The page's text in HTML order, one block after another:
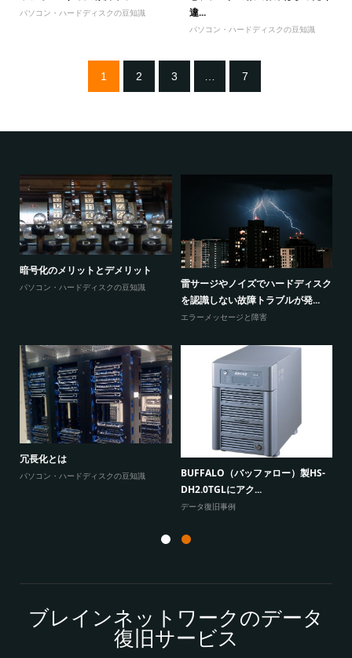
パソコン・ハードディスクの豆知識
違...
パソコン・ハードディスクの豆知識
1 2 3 7
暗号化のメリットとデメリット
パソコン・ハードディスクの豆知識
雷サージやノイズでハードディスク
を認識しない故障トラブルが発...
エラーメッセージと障害
冗長化とは
パソコン・ハードディスクの豆知識
BUFFALO（バッファロー）製HS-
DH2.0TGLにアク...
データ復旧事例
ブレインネットワークのデータ
復旧サービス